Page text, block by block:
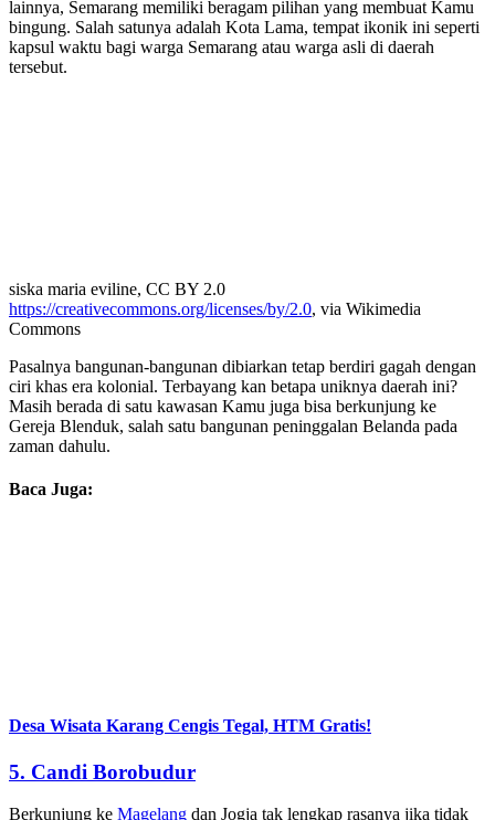
lainnya, Semarang memiliki beragam pilihan yang membuat Kamu
bingung. Salah satunya adalah Kota Lama, tempat ikonik ini seperti
kapsul waktu bagi warga Semarang atau warga asli di daerah
tersebut.
siska maria eviline, CC BY 2.0
https://creativecommons.org/licenses/by/2.0, via Wikimedia
Commons
Pasalnya bangunan-bangunan dibiarkan tetap berdiri gagah dengan
ciri khas era kolonial. Terbayang kan betapa uniknya daerah ini?
Masih berada di satu kawasan Kamu juga bisa berkunjung ke
Gereja Blenduk, salah satu bangunan peninggalan Belanda pada
zaman dahulu.
Baca Juga:
Desa Wisata Karang Cengis Tegal, HTM Gratis!
5. Candi Borobudur
Berkunjung ke Magelang dan Jogja tak lengkap rasanya jika tidak